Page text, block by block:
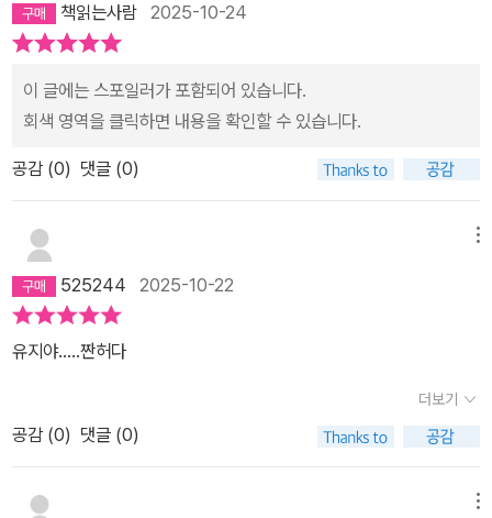
책읽는사람 2025-10-24
이 글에는 스포일러가 포함되어 있습니다.
회색 영역을 클릭하면 내용을 확인할 수 있습니다.
공감 (0) 댓글 (0)
525244 2025-10-22
유지야.....짠허다
더보기
공감 (0) 댓글 (0)